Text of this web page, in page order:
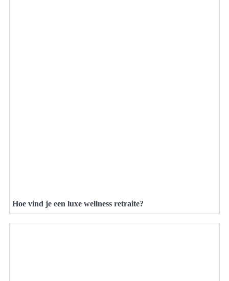
Hoe vind je een luxe wellness retraite?